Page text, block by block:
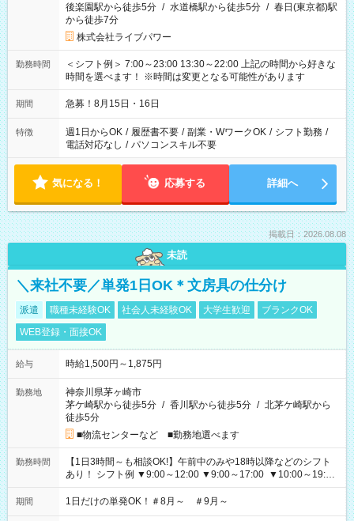
後楽園駅から徒歩5分 / 水道橋駅から徒歩5分 / 春日(東京都)駅
から徒歩7分
株式会社ライブパワー
勤務時間
＜シフト例＞ 7:00～23:00 13:30～22:00 上記の時間から好きな
時間を選べます！ ※時間は変更となる可能性があります
期間 急募！8月15日・16日
特徴 週1日からOK / 履歴書不要 / 副業・WワークOK / シフト勤務 /
電話対応なし / パソコンスキル不要
気になる！ 応募する 詳細へ
掲載日：2026.08.08
未読
＼来社不要／単発1日OK＊文房具の仕分け
派遣 職種未経験OK 社会人未経験OK 大学生歓迎
ブランクOK
WEB登録・面接OK
給与 時給1,500円～1,875円
勤務地
神奈川県茅ヶ崎市
茅ケ崎駅から徒歩5分 / 香川駅から徒歩5分 / 北茅ケ崎駅から
徒歩5分
■物流センターなど ■勤務地選べます
勤務時間
【1日3時間～も相談OK!】午前中のみや18時以降などのシフト
あり！ シフト例 ▼9:00～12:00 ▼9:00～17:00 ▼10:00～19:00
▼18:00～21:00
期間 1日だけの単発OK！＃8月～ ＃9月～